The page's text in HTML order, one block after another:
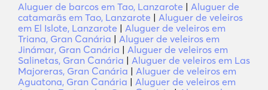
Aluguer de barcos em Tao, Lanzarote | Aluguer de
catamarãs em Tao, Lanzarote | Aluguer de veleiros
em El Islote, Lanzarote | Aluguer de veleiros em
Triana, Gran Canária | Aluguer de veleiros em
Jinámar, Gran Canária | Aluguer de veleiros em
Salinetas, Gran Canária | Aluguer de veleiros em Las
Majoreras, Gran Canária | Aluguer de veleiros em
Aguatona, Gran Canária | Aluguer de veleiros em